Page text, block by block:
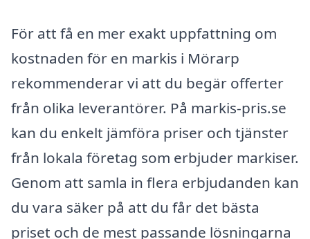
För att få en mer exakt uppfattning om
kostnaden för en markis i Mörarp
rekommenderar vi att du begär offerter
från olika leverantörer. På markis-pris.se
kan du enkelt jämföra priser och tjänster
från lokala företag som erbjuder markiser.
Genom att samla in flera erbjudanden kan
du vara säker på att du får det bästa
priset och de mest passande lösningarna